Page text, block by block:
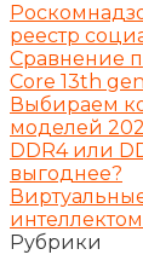
реестр
Сравнение
Core 13th
Выбираем
моделей
DDR4 или
выгоднее?
Рубрики